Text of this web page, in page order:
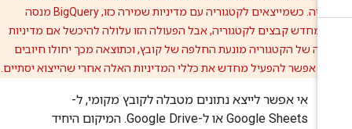
בקטגוריה. כשמייצאים לקטגוריה עם מדיניות שמירה כזו, BigQuery מנסה
מחדש קבצים לקטגוריה, אבל הפעולה הזו עלולה להיכשל אם מדיניות
של הקטגוריה מונעת החלפה של קובץ, וכתוצאה מכך יחולו חיובים
אפשר להפעיל מחדש את כללי המדיניות האלה אחרי שהייצוא יסתיים.
אי אפשר לייצא נתונים מטבלה לקובץ מקומי, ל-
Google Sheets או ל-Google Drive. המיקום היחיד